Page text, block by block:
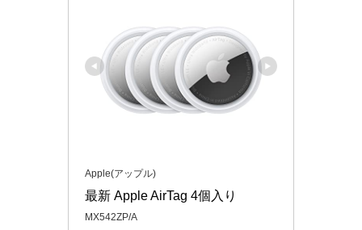
Apple(アップル)
最新 Apple AirTag 4個入り
MX542ZP/A